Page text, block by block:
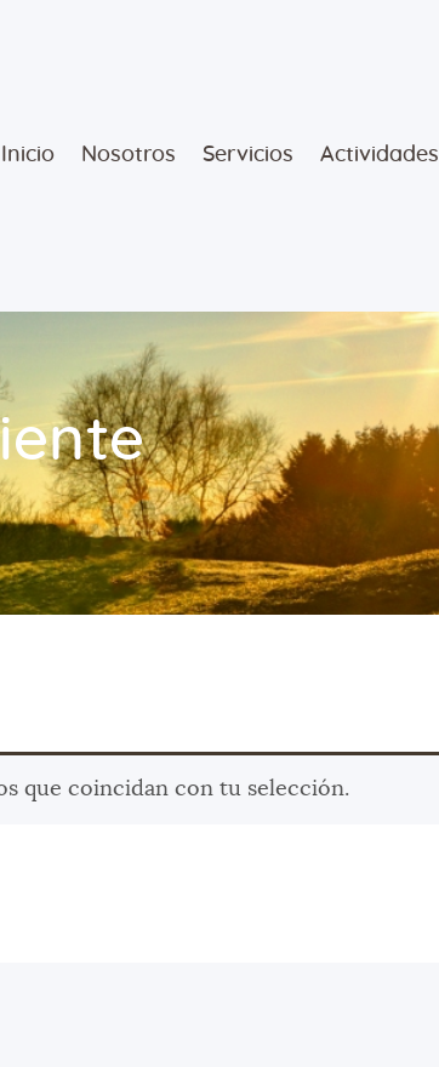
Inicio Nosotros Servicios Actividades
Servicios
Blog
Tienda
Contáctanos
que coincidan con tu selección.